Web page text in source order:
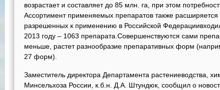
возрастает и составляет до 85 млн. га, при этом
Ассортимент применяемых препаратов также расширяется
разрешенных к применению в Российской
2013 году – 1063 препарата.Совершенствуются сами
меньше, растет разнообразие препаративных форм
27 форм).
Заместитель директора Департамента растениеводства,
Минсельхоза России, к.б.н. Д.А. Штундюк, сообщил о